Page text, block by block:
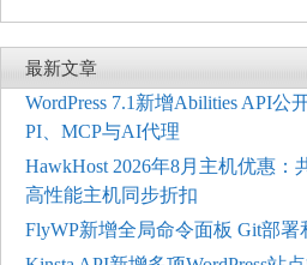
最新文章
WordPress 7.1新增Abilities API公
PI、MCP与AI代理
HawkHost 2026年8月主机优惠：
高性能主机同步折扣
FlyWP新增全局命令面板 Git部